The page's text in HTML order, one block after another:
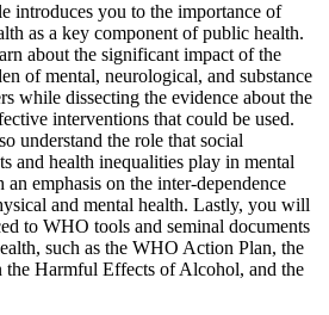
introduces you to the importance of
as a key component of public health.
about the significant impact of the
of mental, neurological, and substance
while dissecting the evidence about the
interventions that could be used.
understand the role that social
and health inequalities play in mental
an emphasis on the inter-dependence
and mental health. Lastly, you will
to WHO tools and seminal documents
such as the WHO Action Plan, the
the Harmful Effects of Alcohol, and the